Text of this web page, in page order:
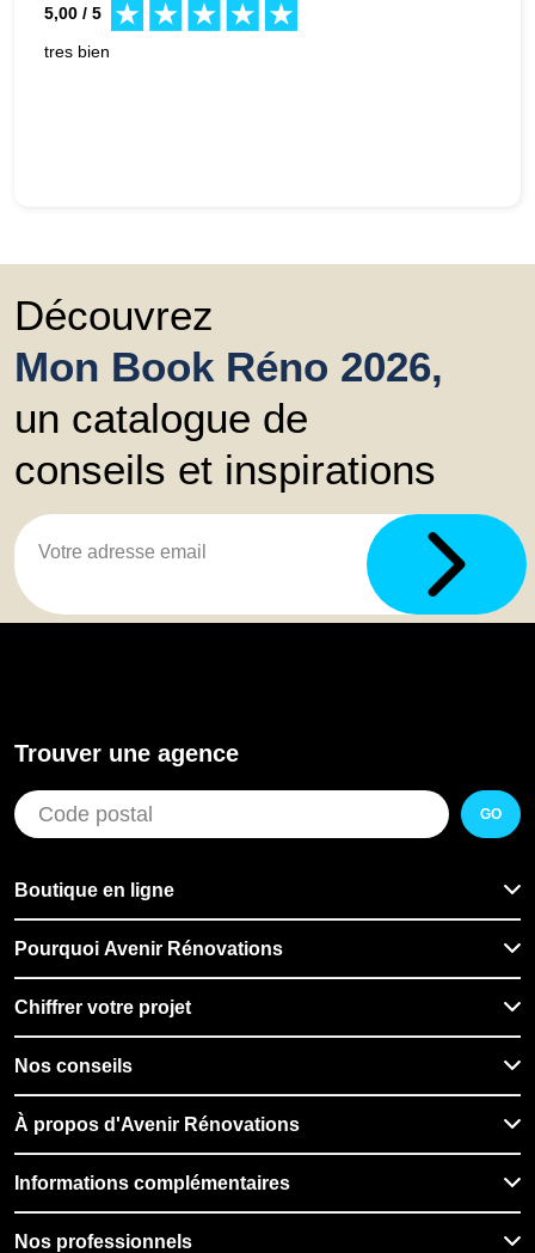
5,00 / 5
tres bien
Découvrez
Mon Book Réno 2026,
un catalogue de
conseils et inspirations
Trouver une agence
GO
Boutique en ligne
Pourquoi Avenir Rénovations
Chiffrer votre projet
Nos conseils
À propos d'Avenir Rénovations
Informations complémentaires
Nos professionnels